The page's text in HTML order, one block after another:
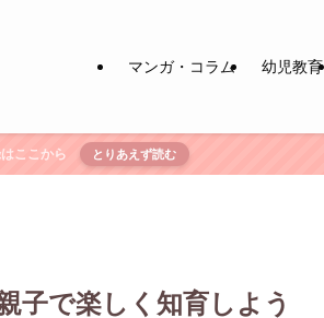
マンガ・コラム 幼児教育
ここから とりあえず読む
子で楽しく知育しよう